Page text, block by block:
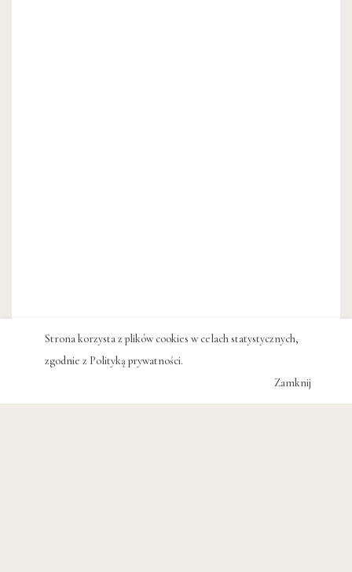
Strona korzysta z plików cookies w celach statystycznych,
zgodnie z Polityką prywatności.
Zamknij